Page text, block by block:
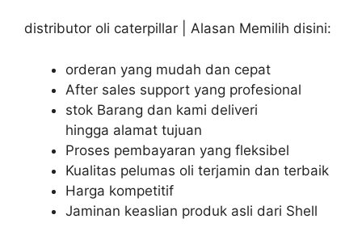
distributor oli caterpillar | Alasan Memilih disini:
orderan yang mudah dan cepat
After sales support yang profesional
stok Barang dan kami deliveri
hingga alamat tujuan
Proses pembayaran yang fleksibel
Kualitas pelumas oli terjamin dan terbaik
Harga kompetitif
Jaminan keaslian produk asli dari Shell